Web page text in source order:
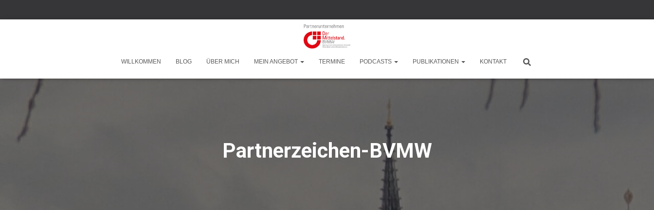
WILLKOMMEN BLOG ÜBER MICH MEIN ANGEBOT TERMINE PODCASTS PUBLIKATIONEN KONTAKT
Partnerzeichen-BVMW